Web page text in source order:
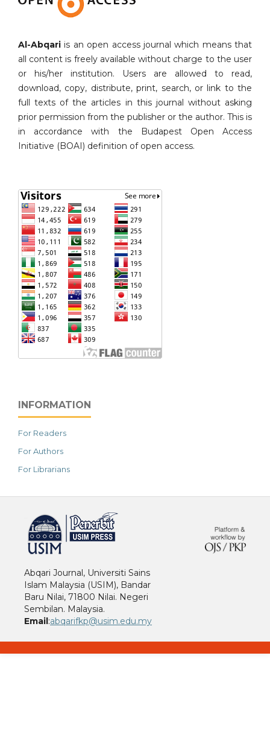
Al-Abqari is an open access journal which means that
all content is freely available without charge to the user
or his/her institution. Users are allowed to read,
download, copy, distribute, print, search, or link to the
full texts of the articles in this journal without asking
prior permission from the publisher or the author. This is
in accordance with the Budapest Open Access
Initiative (BOAI) definition of open access.
INFORMATION
For Readers
For Authors
For Librarians
Abqari Journal, Universiti Sains
Islam Malaysia (USIM), Bandar
Baru Nilai, 71800 Nilai. Negeri
Sembilan. Malaysia.
Email:abqarifkp@usim.edu.my